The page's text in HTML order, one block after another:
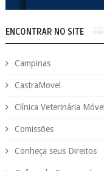
ENCONTRAR NO SITE
Campinas
CastraMovel
Clínica Veterinária Móvel
Comissões
Conheça seus Direitos